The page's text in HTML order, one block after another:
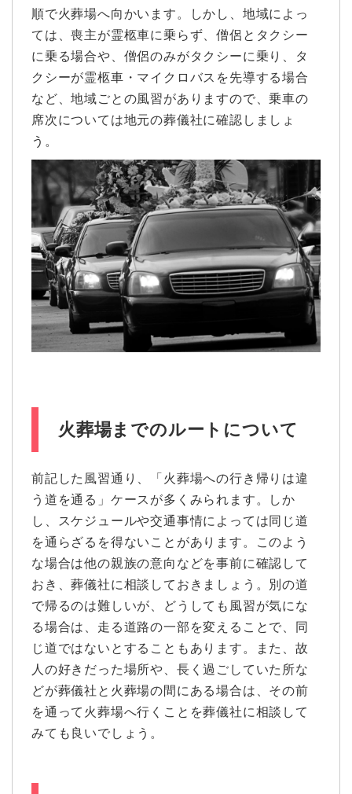
順で火葬場へ向かいます。しかし、地域によっ
ては、喪主が霊柩車に乗らず、僧侶とタクシー
に乗る場合や、僧侶のみがタクシーに乗り、タ
クシーが霊柩車・マイクロバスを先導する場合
など、地域ごとの風習がありますので、乗車の
席次については地元の葬儀社に確認しましょ
う。
火葬場までのルートについて
前記した風習通り、「火葬場への行き帰りは違
う道を通る」ケースが多くみられます。しか
し、スケジュールや交通事情によっては同じ道
を通らざるを得ないことがあります。このよう
な場合は他の親族の意向などを事前に確認して
おき、葬儀社に相談しておきましょう。別の道
で帰るのは難しいが、どうしても風習が気にな
る場合は、走る道路の一部を変えることで、同
じ道ではないとすることもあります。また、故
人の好きだった場所や、長く過ごしていた所な
どが葬儀社と火葬場の間にある場合は、その前
を通って火葬場へ行くことを葬儀社に相談して
みても良いでしょう。